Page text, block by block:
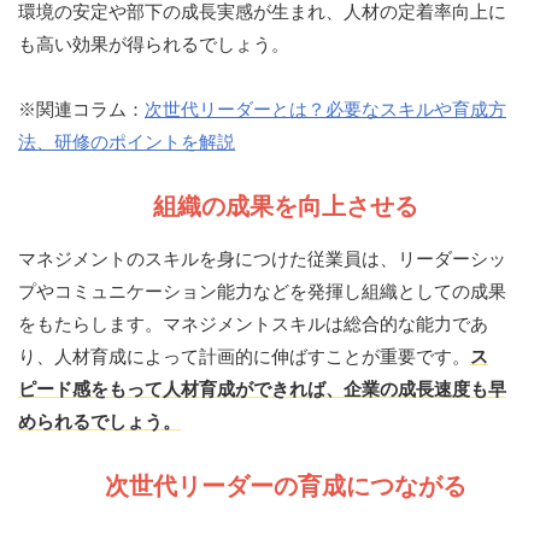
環境の安定や部下の成長実感が生まれ、人材の定着率向上に
も高い効果が得られるでしょう。
※関連コラム： 次世代リーダーとは？必要なスキルや育成方
法、研修のポイントを解説
組織の成果を向上させる
マネジメントのスキルを身につけた従業員は、リーダーシッ
プやコミュニケーション能力などを発揮し組織としての成果
をもたらします。マネジメントスキルは総合的な能力であ
り、人材育成によって計画的に伸ばすことが重要です。
ス
ピード感をもって人材育成ができれば、企業の成長速度も早
められるでしょう。
次世代リーダーの育成につながる